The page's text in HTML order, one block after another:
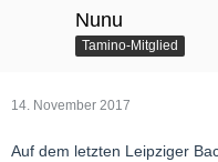
Nunu
Tamino-Mitglied
14. November 2017
Auf dem letzten Leipziger